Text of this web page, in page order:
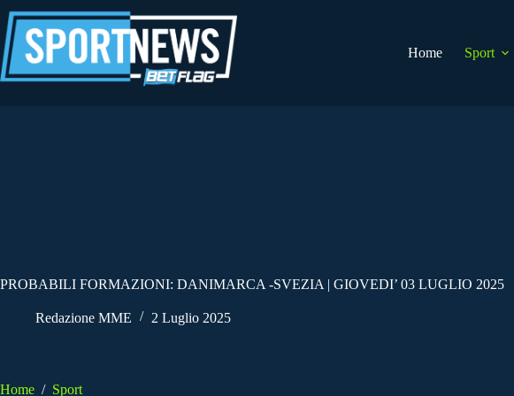
al
contenuto
Home
Sport
PROBABILI FORMAZIONI: DANIMARCA -SVEZIA | GIOVEDI’ 03 LUGLIO 2025
Redazione MME 2 Luglio 2025
Home / Sport